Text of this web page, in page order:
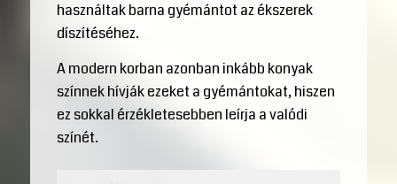
használtak barna gyémántot az ékszerek
díszítéséhez.
A modern korban azonban inkább konyak
színnek hívják ezeket a gyémántokat, hiszen
ez sokkal érzékletesebben leírja a valódi
színét.